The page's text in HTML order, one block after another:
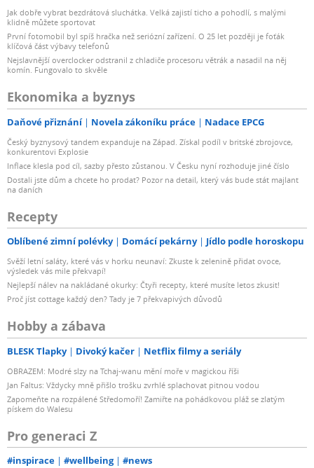
Jak dobře vybrat bezdrátová sluchátka. Velká zajistí ticho a pohodlí, s malými
klidně můžete sportovat
První fotomobil byl spíš hračka než seriózní zařízení. O 25 let později je foťák
klíčová část výbavy telefonů
Nejslavnější overclocker odstranil z chladiče procesoru větrák a nasadil na něj
komín. Fungovalo to skvěle
Ekonomika a byznys
Daňové přiznání Novela zákoníku práce Nadace EPCG
Český byznysový tandem expanduje na Západ. Získal podíl v britské zbrojovce,
konkurentovi Explosie
Inflace klesla pod cíl, sazby přesto zůstanou. V Česku nyní rozhoduje jiné číslo
Dostali jste dům a chcete ho prodat? Pozor na detail, který vás bude stát majlant
na daních
Recepty
Oblíbené zimní polévky Domácí pekárny Jídlo podle horoskopu
Svěží letní saláty, které vás v horku neunaví: Zkuste k zelenině přidat ovoce,
výsledek vás mile překvapí!
Nejlepší nálev na nakládané okurky: Čtyři recepty, které musíte letos zkusit!
Proč jíst cottage každý den? Tady je 7 překvapivých důvodů
Hobby a zábava
BLESK Tlapky Divoký kačer Netflix filmy a seriály
OBRAZEM: Modré slzy na Tchaj-wanu mění moře v magickou říši
Jan Faltus: Vždycky mně přišlo trošku zvrhlé splachovat pitnou vodou
Zapomeňte na rozpálené Středomoří! Zamiřte na pohádkovou pláž se zlatým
pískem do Walesu
Pro generaci Z
#inspirace #wellbeing #news